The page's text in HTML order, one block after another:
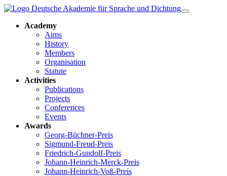
Academy
Aims
History
Members
Organisation
Statute
Activities
Publications
Projects
Conferences
Events
Awards
Georg-Büchner-Preis
Sigmund-Freud-Preis
Friedrich-Gundolf-Preis
Johann-Heinrich-Merck-Preis
Johann-Heinrich-Voß-Preis